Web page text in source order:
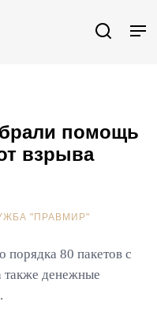
помощь
взрыва
"ПРАВМИР"
порядка 80 пакетов с
также денежные